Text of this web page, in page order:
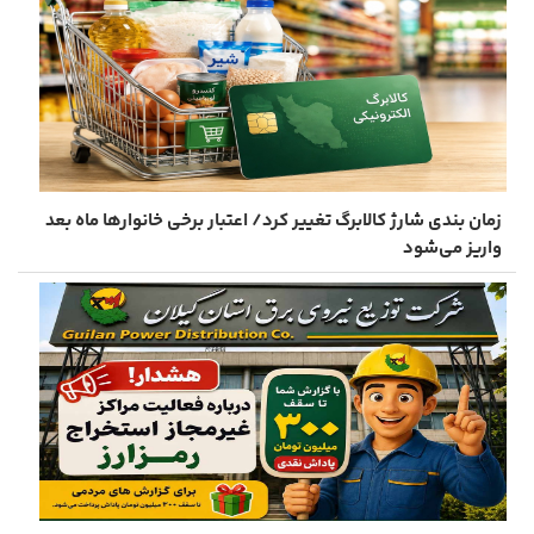
زمان ‌بندی شارژ کالابرگ تغییر کرد/ اعتبار برخی خانوارها ماه بعد
واریز می‌شود